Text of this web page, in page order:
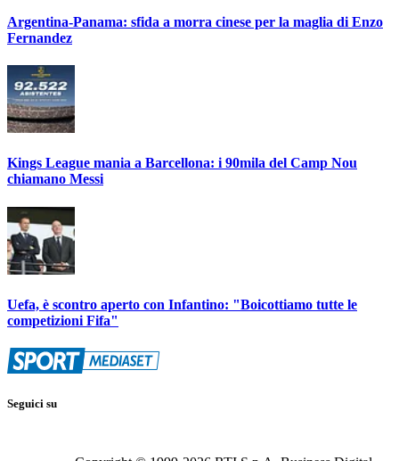
Argentina-Panama: sfida a morra cinese per la maglia di Enzo
Fernandez
Kings League mania a Barcellona: i 90mila del Camp Nou
chiamano Messi
Uefa, è scontro aperto con Infantino: "Boicottiamo tutte le
competizioni Fifa"
Seguici su